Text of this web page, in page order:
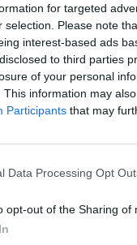
for targeted
selection. Please note
interest-based ads
to third parties
of your personal
This information may
Participants that may
Data Processing Opt
opt-out of the Sharing of
im już dużo
w czasie każdej
– w tym
dużo większa
Kamińskiego
i śmierci.
jak najbardziej